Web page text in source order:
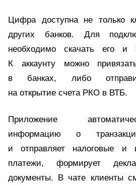
Цифра доступна не только
других банков. Для
необходимо скачать его и
К аккаунту можно
в банках, либо
на открытие счета РКО в ВТБ.
Приложение
информацию о
и отправляет налоговые и
платежи, формирует
документы. В чате клиенты